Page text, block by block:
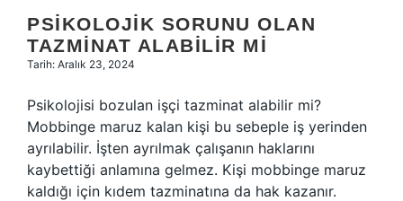
PSIKOLOJIK SORUNU OLAN
TAZMINAT ALABILIR MI
Tarih: Aralık 23, 2024
Psikolojisi bozulan işçi tazminat alabilir mi?
Mobbinge maruz kalan kişi bu sebeple iş yerinden
ayrılabilir. İşten ayrılmak çalışanın haklarını
kaybettiği anlamına gelmez. Kişi mobbinge maruz
kaldığı için kıdem tazminatına da hak kazanır.